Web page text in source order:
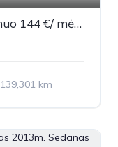
Land Rover Discovery Sport nuo 144 €/ mėn Dyzelinas 2017m. Visureigis Automatinė
139,301 km